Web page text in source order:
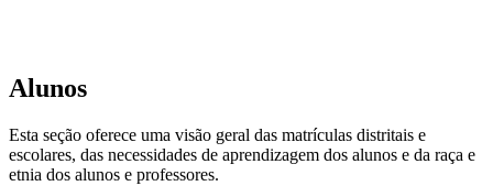
Alunos
Esta seção oferece uma visão geral das matrículas distritais e
escolares, das necessidades de aprendizagem dos alunos e da raça e
etnia dos alunos e professores.